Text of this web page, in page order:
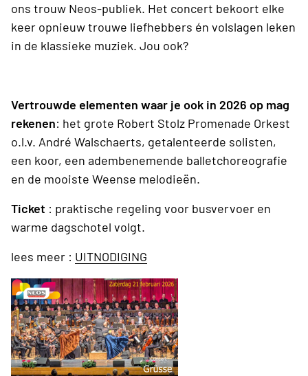
ons trouw Neos-publiek. Het concert bekoort elke
keer opnieuw trouwe liefhebbers én volslagen leken
in de klassieke muziek. Jou ook?
Vertrouwde elementen waar je ook in 2026 op mag
rekenen: het grote Robert Stolz Promenade Orkest
o.l.v. André Walschaerts, getalenteerde solisten,
een koor, een adembenemende balletchoreografie
en de mooiste Weense melodieën.
Ticket : praktische regeling voor busvervoer en
warme dagschotel volgt.
lees meer : UITNODIGING